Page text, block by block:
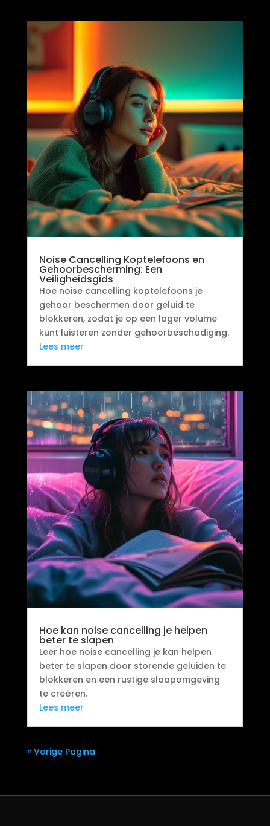
Noise Cancelling Koptelefoons en
Gehoorbescherming: Een
Veiligheidsgids
Hoe noise cancelling koptelefoons je
gehoor beschermen door geluid te
blokkeren, zodat je op een lager volume
kunt luisteren zonder gehoorbeschadiging.
Lees meer
Hoe kan noise cancelling je helpen
beter te slapen
Leer hoe noise cancelling je kan helpen
beter te slapen door storende geluiden te
blokkeren en een rustige slaapomgeving
te creëren.
Lees meer
« Vorige Pagina